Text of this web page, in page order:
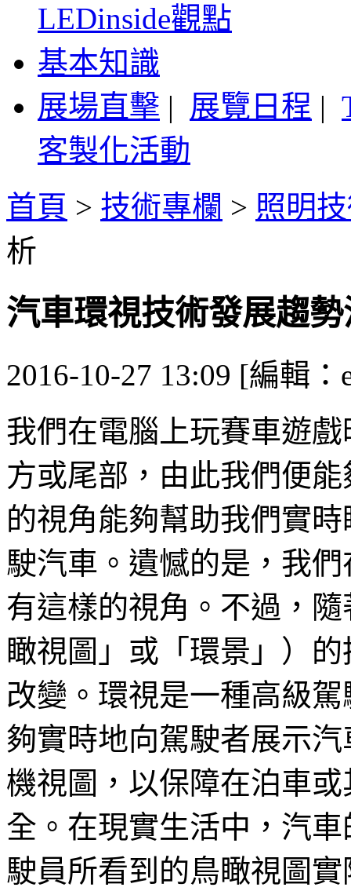
LEDinside觀點
基本知識
展場直擊 | 展覽日程 |
客製化活動
首頁 > 技術專欄 > 照明
析
汽車環視技術發展趨
2016-10-27 13:09 [編輯：
我們在電腦上玩賽車遊
方或尾部，由此我們便
的視角能夠幫助我們實
駛汽車。遺憾的是，我
有這樣的視角。不過，
瞰視圖」或「環景」）
改變。環視是一種高級
夠實時地向駕駛者展示
機視圖，以保障在泊車
全。在現實生活中，汽
駛員所看到的鳥瞰視圖